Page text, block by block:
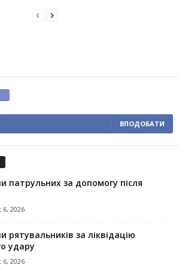
ВПОДОБАТИ
патрульних за допомогу після
6, 2026
рятувальників за ліквідацію
удару
6, 2026